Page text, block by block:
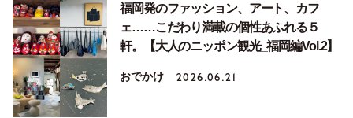
福岡発のファッション、アート、カフ
ェ……こだわり満載の個性あふれる５
軒。【大人のニッポン観光_福岡編Vol.2】
おでかけ 2026.06.21